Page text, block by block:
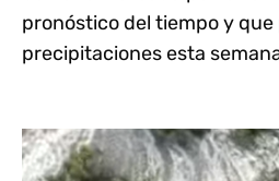
pronóstico del tiempo y que
precipitaciones esta